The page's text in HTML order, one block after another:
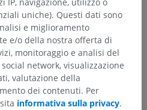
IP, navigazione, utilizzo o
uniche). Questi dati sono
e miglioramento
e/o della nostra offerta di
monitoraggio e analisi del
network, visualizzazione
valutazione della
dei contenuti. Per
informativa sulla privacy.